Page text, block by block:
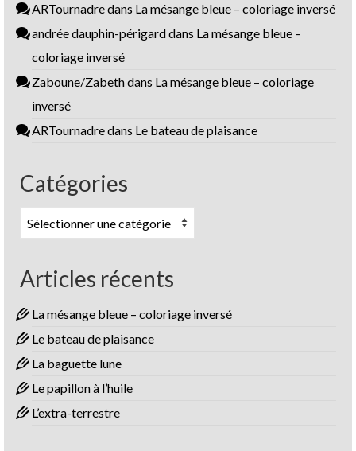
ARTournadredans La mésange bleue – coloriage inversé
andrée dauphin-périgarddans La mésange bleue –
coloriage inversé
Zaboune/Zabethdans La mésange bleue – coloriage
inversé
ARTournadredans Le bateau de plaisance
Catégories
Catégories
Articles récents
La mésange bleue – coloriage inversé
Le bateau de plaisance
La baguette lune
Le papillon à l’huile
L’extra-terrestre